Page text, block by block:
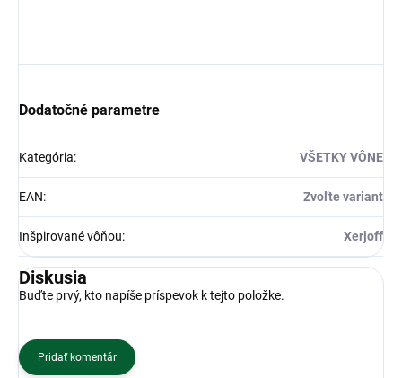
Dodatočné parametre
Kategória: VŠETKY VÔNE
EAN: Zvoľte variant
Inšpirované vôňou: Xerjoff
Diskusia
Buďte prvý, kto napíše príspevok k tejto položke.
Pridať komentár